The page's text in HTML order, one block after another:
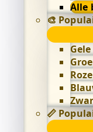
Alle
🎨
📏